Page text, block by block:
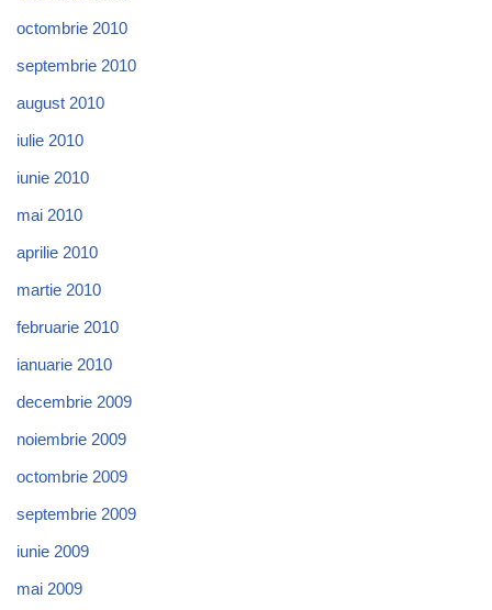
octombrie 2010
septembrie 2010
august 2010
iulie 2010
iunie 2010
mai 2010
aprilie 2010
martie 2010
februarie 2010
ianuarie 2010
decembrie 2009
noiembrie 2009
octombrie 2009
septembrie 2009
iunie 2009
mai 2009